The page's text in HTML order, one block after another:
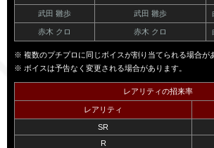
武田 雛歩 武田 雛歩
赤木 クロ 赤木 クロ
複数のプチプロに同じボイスが割り当てられる場合が
ボイスは予告なく変更される場合があります。
レアリティの招来率
レアリティ
SR
R